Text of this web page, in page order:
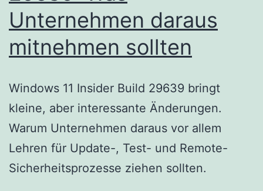
Unternehmen daraus
mitnehmen sollten
Windows 11 Insider Build 29639 bringt
kleine, aber interessante Änderungen.
Warum Unternehmen daraus vor allem
Lehren für Update-, Test- und Remote-
Sicherheitsprozesse ziehen sollten.